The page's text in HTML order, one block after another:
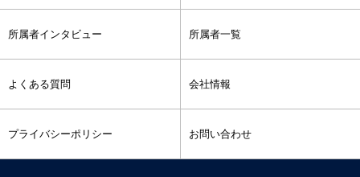
所属者インタビュー 所属者一覧
よくある質問 会社情報
プライバシーポリシー お問い合わせ